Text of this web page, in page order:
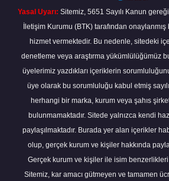
Yasal Uyarı: Sitemiz, 5651 Sayılı Kanun
İletişim Kurumu (BTK) tarafından onaylanmış
hizmet vermektedir. Bu nedenle, sitedeki
denetleme veya araştırma yükümlülüğümüz
üyelerimiz yazdıkları içeriklerin
üye olarak bu sorumluluğu kabul etmiş
herhangi bir marka, kurum veya şahıs
bulunmamaktadır. Sitede yalnızca kendi
paylaşılmaktadır. Burada yer alan içerikler
olup, gerçek kurum ve kişiler hakkında
Gerçek kurum ve kişiler ile isim
Sitemiz, kar amacı gütmeyen ve tamamen